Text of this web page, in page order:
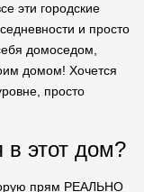
эти городские
и просто
домоседом,
домом! Хочется
просто
в этот дом?
прям РЕАЛЬНО